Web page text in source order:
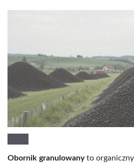
Obornik granulowanyto organiczny